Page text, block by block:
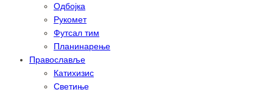
Одбојка
Рукомет
Футсал тим
Планинарење
Православље
Катихизис
Светиње